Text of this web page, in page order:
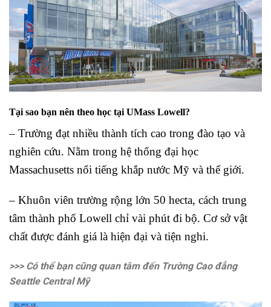
Tại sao bạn nên theo học tại UMass Lowell?
– Trường đạt nhiều thành tích cao trong đào tạo và
nghiên cứu. Nằm trong hệ thống đại học
Massachusetts nổi tiếng khắp nước Mỹ và thế giới.
– Khuôn viên trường rộng lớn 50 hecta, cách trung
tâm thành phố Lowell chỉ vài phút đi bộ. Cơ sở vật
chất được đánh giá là hiện đại và tiện nghi.
>>> Có thể bạn cũng quan tâm đến Trường Cao đẳng
Seattle Central Mỹ